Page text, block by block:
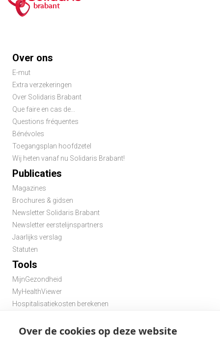
Over de cookies op deze website
brabant
Footer
menu
Over ons
E-mut
Extra verzekeringen
Over Solidaris Brabant
Que faire en cas de...
Questions fréquentes
Bénévoles
Toegangsplan hoofdzetel
Wij heten vanaf nu Solidaris Brabant!
Publicaties
Magazines
Brochures & gidsen
Newsletter Solidaris Brabant
Newsletter eerstelijnspartners
Jaarlijks verslag
Statuten
Tools
MijnGezondheid
MyHealthViewer
Hospitalisatiekosten berekenen
Zoek een apotheek in de buurt